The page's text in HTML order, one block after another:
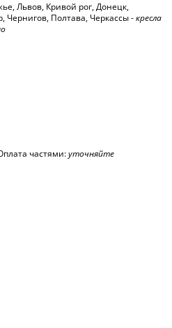
Львов, Кривой рог, Донецк,
Полтава, Черкассы -кресла
частями:уточняйте